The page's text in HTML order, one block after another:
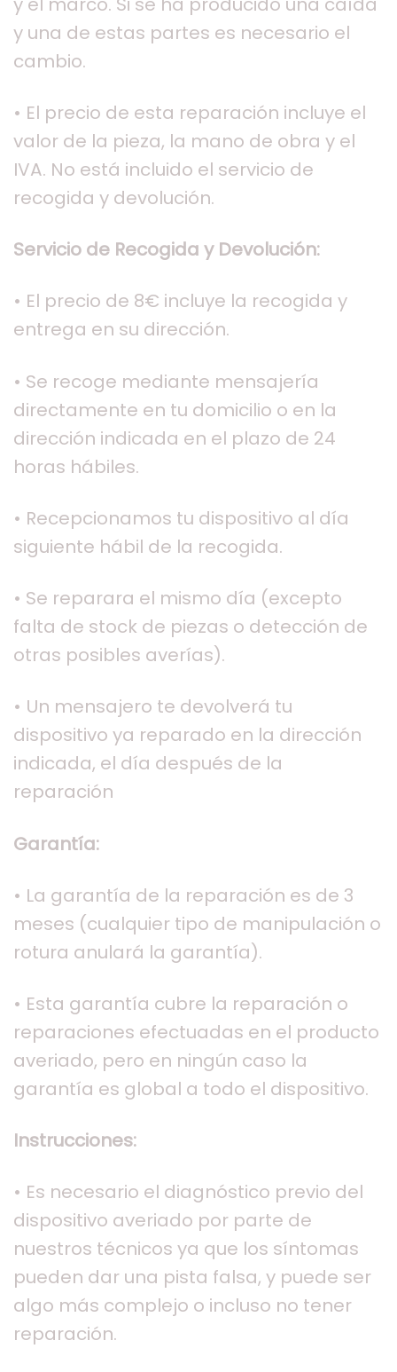
y una de estas partes es necesario el
cambio.
• El precio de esta reparación incluye el
valor de la pieza, la mano de obra y el
IVA. No está incluido el servicio de
recogida y devolución.
Servicio de Recogida y Devolución:
• El precio de 8€ incluye la recogida y
entrega en su dirección.
• Se recoge mediante mensajería
directamente en tu domicilio o en la
dirección indicada en el plazo de 24
horas hábiles.
• Recepcionamos tu dispositivo al día
siguiente hábil de la recogida.
• Se reparara el mismo día (excepto
falta de stock de piezas o detección de
otras posibles averías).
• Un mensajero te devolverá tu
dispositivo ya reparado en la dirección
indicada, el día después de la
reparación
Garantía:
• La garantía de la reparación es de 3
meses (cualquier tipo de manipulación o
rotura anulará la garantía).
• Esta garantía cubre la reparación o
reparaciones efectuadas en el producto
averiado, pero en ningún caso la
garantía es global a todo el dispositivo.
Instrucciones:
• Es necesario el diagnóstico previo del
dispositivo averiado por parte de
nuestros técnicos ya que los síntomas
pueden dar una pista falsa, y puede ser
algo más complejo o incluso no tener
reparación.